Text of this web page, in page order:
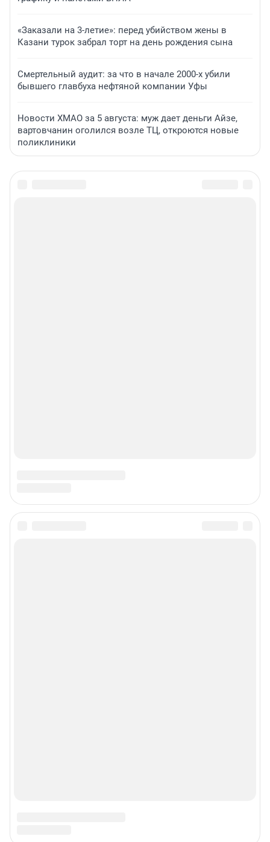
«Заказали на 3-летие»: перед убийством жены в
Казани турок забрал торт на день рождения сына
Смертельный аудит: за что в начале 2000-х убили
бывшего главбуха нефтяной компании Уфы
Новости ХМАО за 5 августа: муж дает деньги Айзе,
вартовчанин оголился возле ТЦ, откроются новые
поликлиники